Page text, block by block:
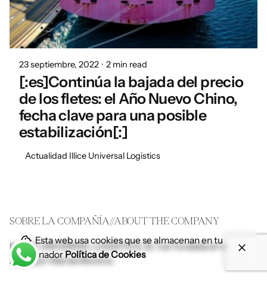
Posted by
Marisa
23 septiembre, 2022 2 min read
[:es]Continúa la bajada del precio
de los fletes: el Año Nuevo Chino,
fecha clave para una posible
estabilización[:]
Actualidad Illice Universal Logistics
SOBRE LA COMPAÑÍA//ABOUT THE COMPANY
ILLICE UNIVERSAL LOGISTICS, SL fue fundada en el año
2005 por Marisa Moreno.
Esta web usa cookies que se almacenan en tu
ordenador Política de Cookies